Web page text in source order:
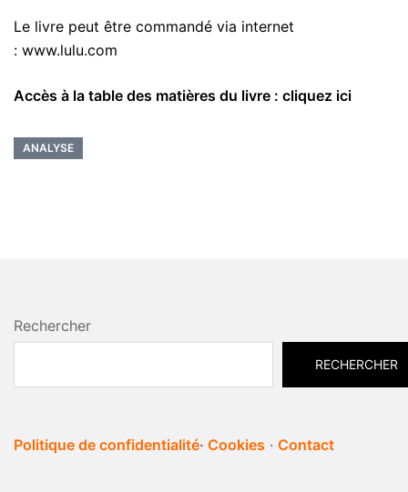
Le livre peut être commandé via internet
: www.lulu.com
Accès à la table des matières du livre : cliquez ici
ANALYSE
Rechercher
RECHERCHER
Politique de confidentialité· Cookies · Contact